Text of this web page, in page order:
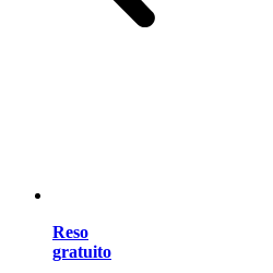
Reso
gratuito